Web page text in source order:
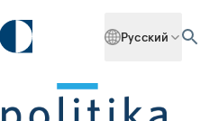
Русский